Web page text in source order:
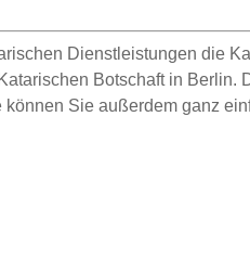
Dienstleistungen die
Botschaft in
können Sie außerdem ganz